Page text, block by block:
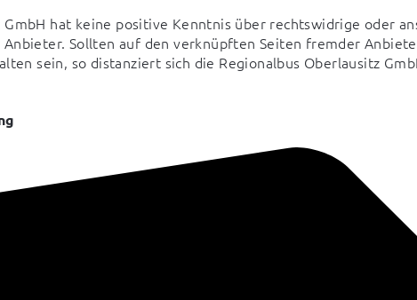
GmbH hat keine positive Kenntnis über rechtswidrige oder
Sollten auf den verknüpften Seiten fremder
sein, so distanziert sich die Regionalbus Oberlausitz